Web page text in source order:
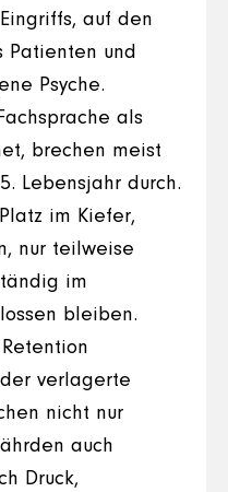
auf den
Patienten und
Psyche.
als
brechen meist
Lebensjahr durch.
im Kiefer,
nur teilweise
im
bleiben.
verlagerte
nicht nur
auch
Druck,